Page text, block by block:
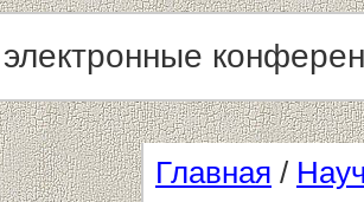
Главная /